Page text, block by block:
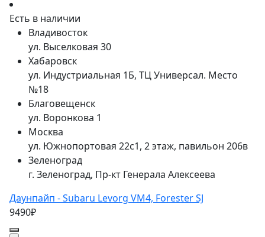
Есть в наличии
Владивосток
ул. Выселковая 30
Хабаровск
ул. Индустриальная 1Б, ТЦ Универсал. Место
№18
Благовещенск
ул. Воронкова 1
Москва
ул. Южнопортовая 22с1, 2 этаж, павильон 206в
Зеленоград
г. Зеленоград, Пр-кт Генерала Алексеева
Даунпайп - Subaru Levorg VM4, Forester SJ
9490₽